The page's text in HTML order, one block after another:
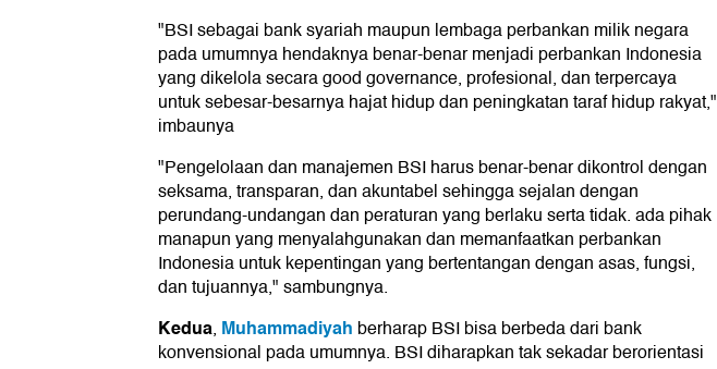
"BSI sebagai bank syariah maupun lembaga perbankan milik negara
pada umumnya hendaknya benar-benar menjadi perbankan Indonesia
yang dikelola secara good governance, profesional, dan terpercaya
untuk sebesar-besarnya hajat hidup dan peningkatan taraf hidup rakyat,"
imbaunya
"Pengelolaan dan manajemen BSI harus benar-benar dikontrol dengan
seksama, transparan, dan akuntabel sehingga sejalan dengan
perundang-undangan dan peraturan yang berlaku serta tidak. ada pihak
manapun yang menyalahgunakan dan memanfaatkan perbankan
Indonesia untuk kepentingan yang bertentangan dengan asas, fungsi,
dan tujuannya," sambungnya.
Kedua, Muhammadiyah berharap BSI bisa berbeda dari bank
konvensional pada umumnya. BSI diharapkan tak sekadar berorientasi